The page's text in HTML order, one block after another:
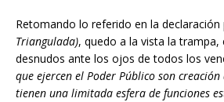
Retomando lo referido en la declaración
Triangulada), quedo a la vista la
desnudos ante los ojos de todos los
que ejercen el Poder Público son
tienen una limitada esfera de funciones